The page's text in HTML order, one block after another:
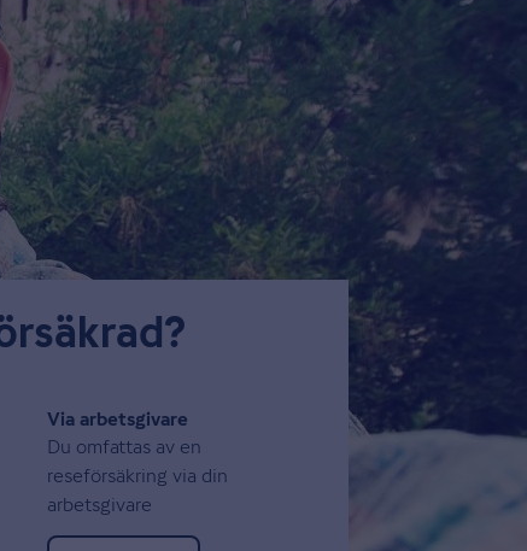
Via arbetsgivare
Du omfattas av en
reseförsäkring via din
arbetsgivare